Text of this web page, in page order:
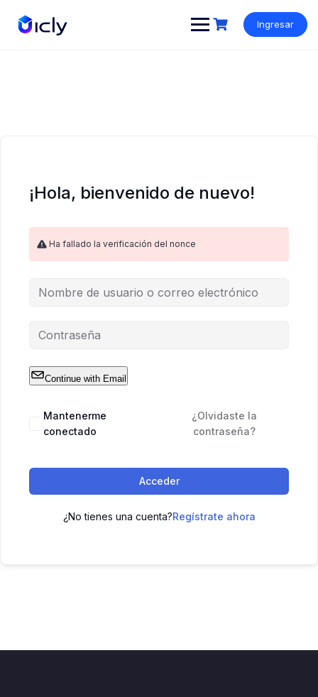
Ingresar
¡Hola, bienvenido de nuevo!
Ha fallado la verificación del nonce
Continue with Email
Mantenerme
conectado
¿Olvidaste la
contraseña?
Acceder
¿No tienes una cuenta?Regístrate ahora